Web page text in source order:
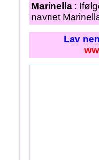
Marinella :
navnet
Lav